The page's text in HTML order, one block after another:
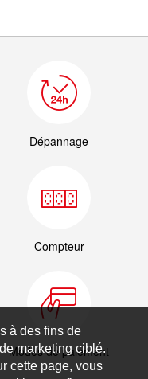
Dépannage
Compteur
Modes de paiement
à des fins de
marketing ciblé.
cette page, vous